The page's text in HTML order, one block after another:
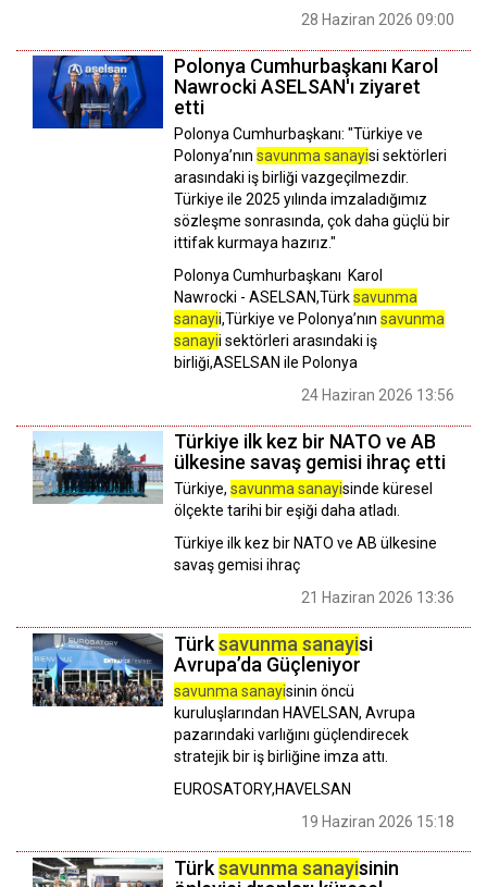
28 Haziran 2026 09:00
Polonya Cumhurbaşkanı Karol
Nawrocki ASELSAN'ı ziyaret
etti
Polonya Cumhurbaşkanı: "Türkiye ve
Polonya’nın savunma sanayisi sektörleri
arasındaki iş birliği vazgeçilmezdir.
Türkiye ile 2025 yılında imzaladığımız
sözleşme sonrasında, çok daha güçlü bir
ittifak kurmaya hazırız."
Polonya Cumhurbaşkanı Karol
Nawrocki - ASELSAN,Türksavunma
sanayii,Türkiye ve Polonya’nın savunma
sanayii sektörleri arasındaki iş
birliği,ASELSAN ile Polonya
24 Haziran 2026 13:56
Türkiye ilk kez bir NATO ve AB
ülkesine savaş gemisi ihraç etti
Türkiye, savunma sanayisinde küresel
ölçekte tarihi bir eşiği daha atladı.
Türkiye ilk kez bir NATO ve AB ülkesine
savaş gemisi ihraç
21 Haziran 2026 13:36
Türksavunma sanayisi
Avrupa’da Güçleniyor
savunma sanayisinin öncü
kuruluşlarından HAVELSAN, Avrupa
pazarındaki varlığını güçlendirecek
stratejik bir iş birliğine imza attı.
EUROSATORY,HAVELSAN
19 Haziran 2026 15:18
Türksavunma sanayisinin